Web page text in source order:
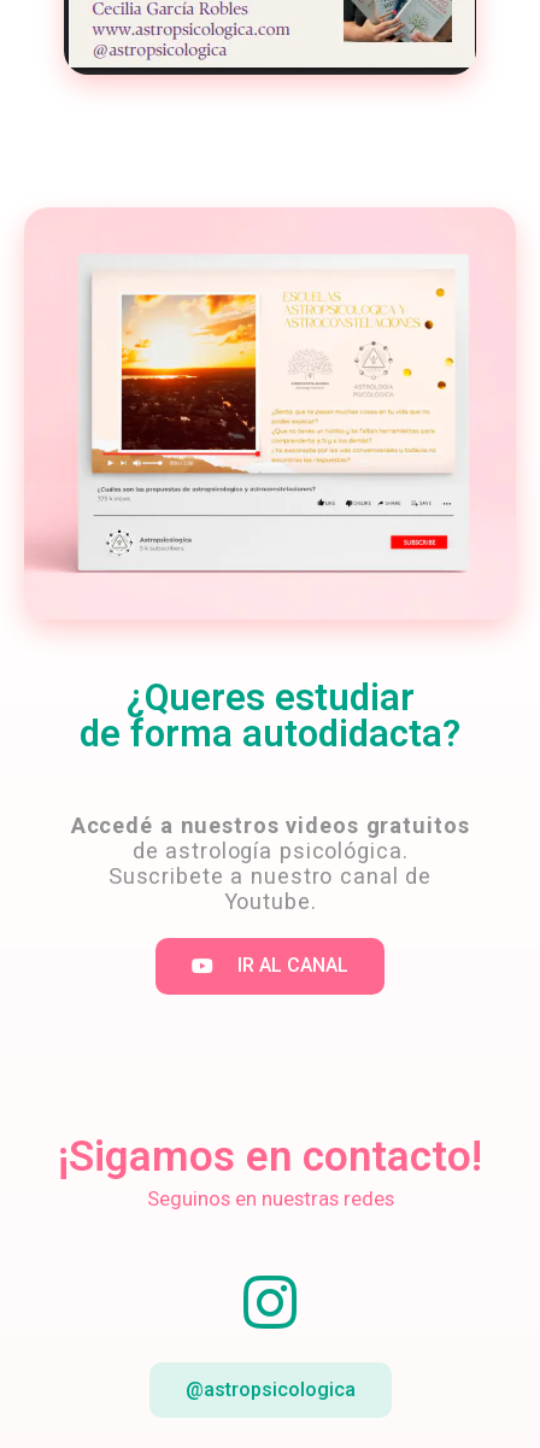
¿Queres estudiar
de forma autodidacta?
Accedé a nuestros videos gratuitos
de astrología psicológica.
Suscribete a nuestro canal de
Youtube.
IR AL CANAL
¡Sigamos en contacto!
Seguinos en nuestras redes
@astropsicologica